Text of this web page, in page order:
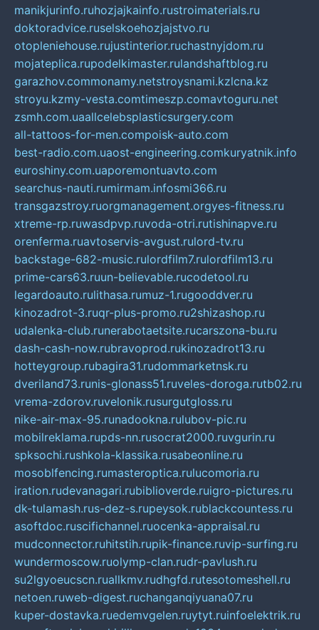
manikjurinfo.ruhozjajkainfo.rustroimaterials.ru
doktoradvice.ruselskoehozjajstvo.ru
otopleniehouse.rujustinterior.ruchastnyjdom.ru
mojateplica.rupodelkimaster.rulandshaftblog.ru
garazhov.commonamy.netstroysnami.kzlcna.kz
stroyu.kzmy-vesta.comtimeszp.comavtoguru.net
zsmh.com.uaallcelebsplasticsurgery.com
all-tattoos-for-men.compoisk-auto.com
best-radio.com.uaost-engineering.comkuryatnik.info
euroshiny.com.uaporemontuavto.com
searchus-nauti.rumirmam.infosmi366.ru
transgazstroy.ruorgmanagement.orgyes-fitness.ru
xtreme-rp.ruwasdpvp.ruvoda-otri.rutishinapve.ru
orenferma.ruavtoservis-avgust.rulord-tv.ru
backstage-682-music.rulordfilm7.rulordfilm13.ru
prime-cars63.ruun-believable.rucodetool.ru
legardoauto.rulithasa.rumuz-1.rugooddver.ru
kinozadrot-3.ruqr-plus-promo.ru2shizashop.ru
udalenka-club.runerabotaetsite.rucarszona-bu.ru
dash-cash-now.rubravoprod.rukinozadrot13.ru
hotteygroup.rubagira31.rudommarketnsk.ru
dveriland73.runis-glonass51.ruveles-doroga.rutb02.ru
vrema-zdorov.ruvelonik.rusurgutgloss.ru
nike-air-max-95.runadookna.rulubov-pic.ru
mobilreklama.rupds-nn.rusocrat2000.ruvgurin.ru
spksochi.rushkola-klassika.rusabeonline.ru
mosoblfencing.rumasteroptica.rulucomoria.ru
iration.rudevanagari.rubiblioverde.ruigro-pictures.ru
dk-tulamash.rus-dez-s.rupeysok.rublackcountess.ru
asoftdoc.ruscifichannel.ruocenka-appraisal.ru
mudconnector.ruhitstih.rupik-finance.ruvip-surfing.ru
wundermoscow.ruolymp-clan.rudr-pavlush.ru
su2lgyoeucscn.ruallkmv.rudhgfd.rutesotomeshell.ru
netoen.ruweb-digest.ruchanganqiyuana07.ru
kuper-dostavka.ruedemvgelen.ruytyt.ruinfoelektrik.ru